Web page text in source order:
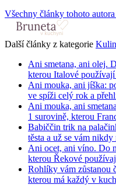
Všechny články tohoto
Další články z kategorie
Ani smetana, ani olej.
kterou Italové používají
Ani mouka, ani jíška:
ve spíži celý rok a
Ani mouka, ani
1 surovině, kterou
Babiččin trik na
těsta a už se vám
Ani ocet, ani víno. Do
kterou Řekové
Rohlíky vám zůstanou
kterou má každý v